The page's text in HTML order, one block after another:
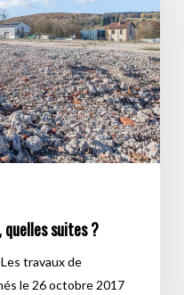
suites ?
travaux de
le 26 octobre 2017